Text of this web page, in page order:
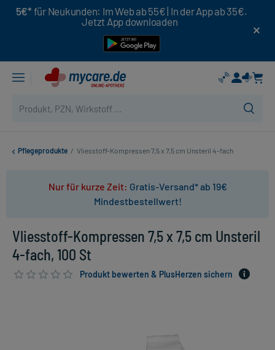
5€* für Neukunden: Im Web ab 55€ | In der App ab 35€.
Jetzt App downloaden
Pflegeprodukte / Vliesstoff-Kompressen 7,5 x 7,5 cm Unsteril 4-fach
Nur für kurze Zeit: Gratis-Versand* ab 19€
Mindestbestellwert!
Vliesstoff-Kompressen 7,5 x 7,5 cm Unsteril
4-fach, 100 St
Produkt bewerten & PlusHerzen sichern